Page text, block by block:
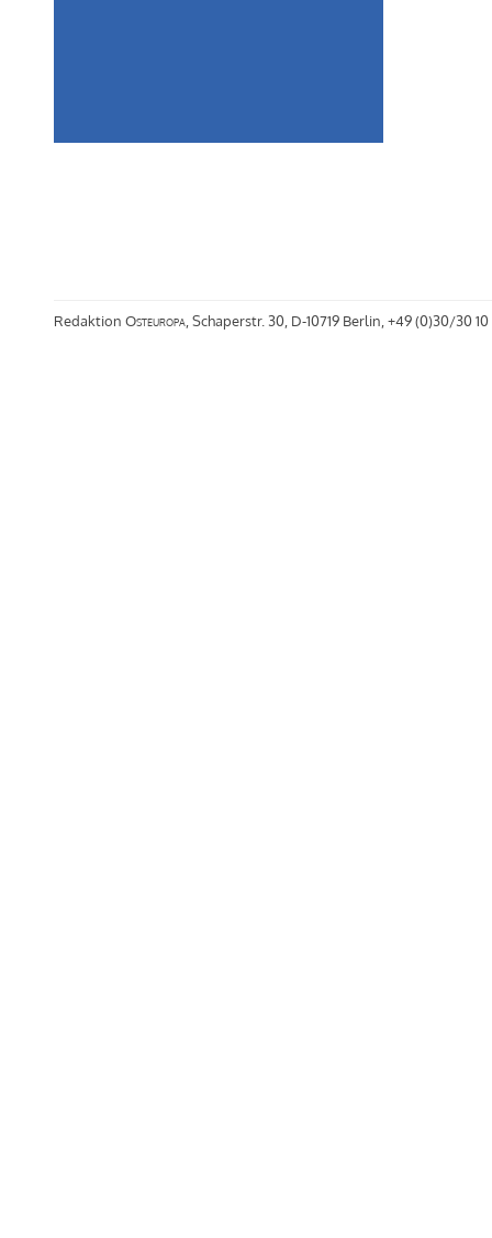
Redaktion Osteuropa, Schaperstr. 30, D-10719 Berlin, +49 (0)30/30